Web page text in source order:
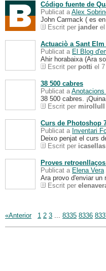
Código fuente de
Publicat a Alex
John Carmack ( es
Escrit per jander el
Actuaciò a Sant
Publicat a El Blog
Ahir horabaixa (Ara
Escrit per potti el 7
38 500 cabres
Publicat a
38 500 cabres.
Escrit per mirollull
Curs de Photoshop
Publicat a Inventari
Deixo penjat el curs
Escrit per icasellas
Proves
Publicat a Elena Vera
Ara provo d'enviar un
Escrit per
«Anterior 1 2 3 ... 8335 8336